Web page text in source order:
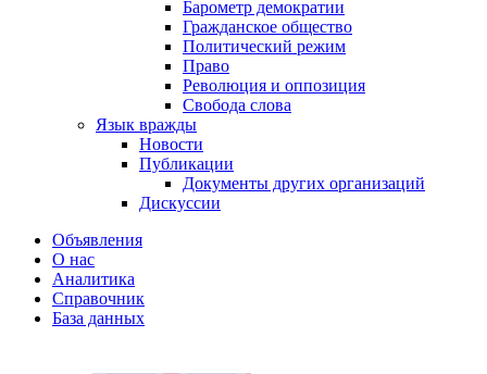
Барометр демократии
Гражданское общество
Политический режим
Право
Революция и оппозиция
Свобода слова
Язык вражды
Новости
Публикации
Документы других организаций
Дискуссии
Объявления
О нас
Аналитика
Справочник
База данных